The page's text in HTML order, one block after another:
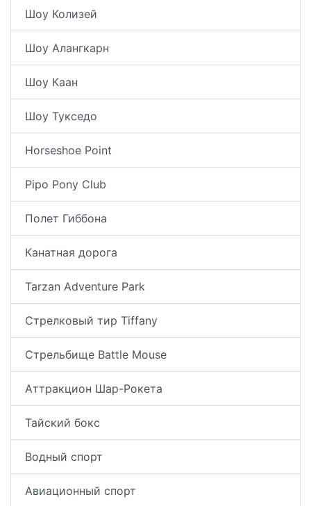
Шоу Колизей
Шоу Алангкарн
Шоу Каан
Шоу Тукседо
Horseshoe Point
Pipo Pony Club
Полет Гиббона
Канатная дорога
Tarzan Adventure Park
Стрелковый тир Tiffany
Стрельбище Battle Mouse
Аттракцион Шар-Рокета
Тайский бокс
Водный спорт
Авиационный спорт